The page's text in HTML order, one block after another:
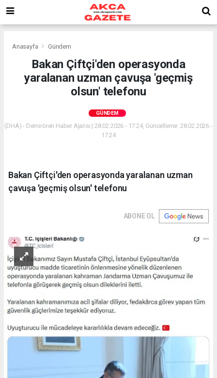
Anasayfa Gündem
Bakan Çiftçi'den operasyonda
yaralanan uzman çavuşa 'geçmiş
olsun' telefonu
GÜNDEM
(DHA) - Demirören Haber Ajansı | 28.02.2026 - 17:24, Güncelleme: 28.02.2026 -
17:24
Bakan Çiftçi'den operasyonda yaralanan uzman
çavuşa 'geçmiş olsun' telefonu
ABONE OL